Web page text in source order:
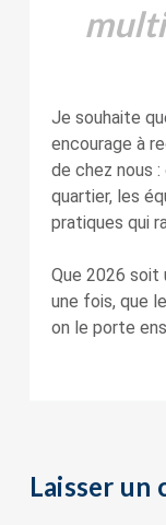
Je souhaite
encourage à
de chez nous
quartier, les
pratiques qui
Que 2026 soit
une fois, que
on le porte
Laisser un